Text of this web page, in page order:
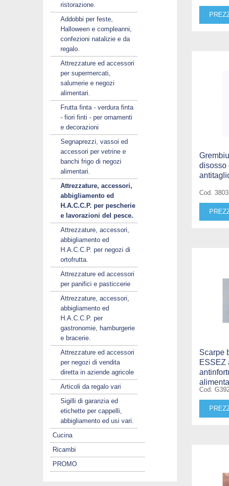
ristorazione.
Addobbi per feste,
Halloween e compleanni,
confezioni natalizie e da
regalo.
Attrezzature ed accessori
per supermercati,
salumerie e negozi
alimentari.
Frutta finta - verdura finta
- fiori finti - per ornamenti
e decorazioni
Segnaprezzi, vassoi ed
accessori per vetrine e
banchi frigo di negozi
alimentari.
Attrezzature, accessori,
abbigliamento ed
H.A.C.C.P. per pescherie
e lavorazioni del pesce.
Attrezzature, accessori,
abbigliamento ed
H.A.C.C.P. per negozi di
ortofrutta.
Attrezzature ed accessori
per panifici e pasticcerie
Attrezzature, accessori,
abbigliamento ed
H.A.C.C.P. per
gastronomie, hamburgerie
e bracerie.
Attrezzature ed accessori
per negozi di vendita
diretta in aziende agricole
Articoli da regalo vari
Sigilli di garanzia ed
etichette per cappelli,
abbigliamento ed usi vari.
Cucina
Ricambi
PROMO
disosso
Cod.
Scarpe
ESSEZ
Cod.